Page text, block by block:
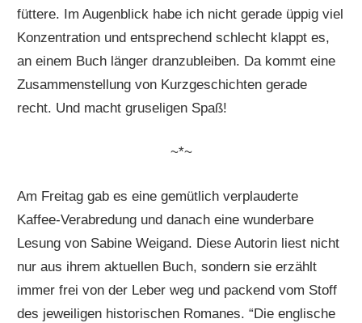
füttere. Im Augenblick habe ich nicht gerade üppig viel
Konzentration und entsprechend schlecht klappt es,
an einem Buch länger dranzubleiben. Da kommt eine
Zusammenstellung von Kurzgeschichten gerade
recht. Und macht gruseligen Spaß!
~*~
Am Freitag gab es eine gemütlich verplauderte
Kaffee-Verabredung und danach eine wunderbare
Lesung von Sabine Weigand. Diese Autorin liest nicht
nur aus ihrem aktuellen Buch, sondern sie erzählt
immer frei von der Leber weg und packend vom Stoff
des jeweiligen historischen Romanes. “Die englische